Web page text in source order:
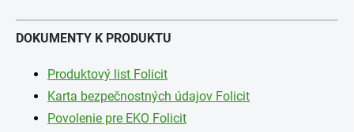
DOKUMENTY K PRODUKTU
Produktový list Folicit
Karta bezpečnostných údajov Folicit
Povolenie pre EKO Folicit